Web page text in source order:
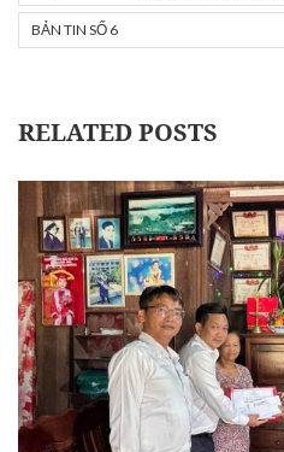
BẢN TIN SỐ 6
RELATED POSTS